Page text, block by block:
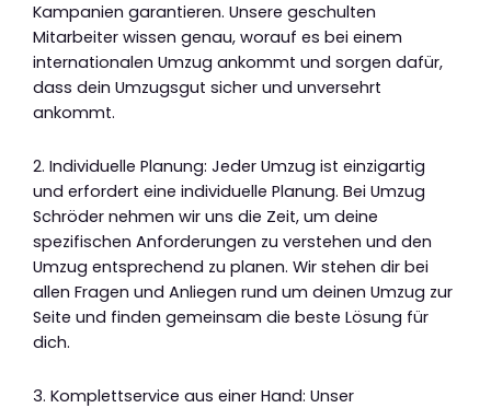
Kampanien garantieren. Unsere geschulten
Mitarbeiter wissen genau, worauf es bei einem
internationalen Umzug ankommt und sorgen dafür,
dass dein Umzugsgut sicher und unversehrt
ankommt.
2. Individuelle Planung: Jeder Umzug ist einzigartig
und erfordert eine individuelle Planung. Bei Umzug
Schröder nehmen wir uns die Zeit, um deine
spezifischen Anforderungen zu verstehen und den
Umzug entsprechend zu planen. Wir stehen dir bei
allen Fragen und Anliegen rund um deinen Umzug zur
Seite und finden gemeinsam die beste Lösung für
dich.
3. Komplettservice aus einer Hand: Unser